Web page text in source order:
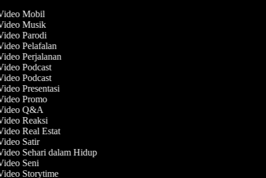
Mobil
Musik
Parodi
Pelafalan
Perjalanan
Podcast
Podcast
Presentasi
Promo
Q&A
Reaksi
Real Estat
Satir
Sehari dalam Hidup
Seni
Storytime